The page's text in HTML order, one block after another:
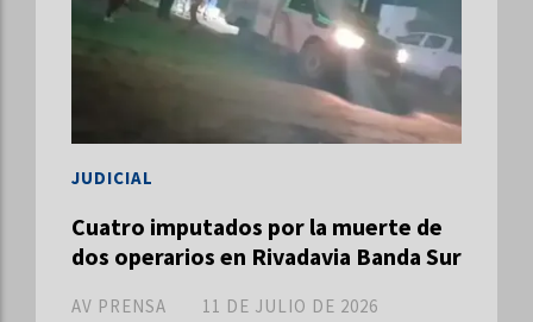
Cuatro imputados por la muerte de
dos operarios en Rivadavia Banda Sur
AV PRENSA
JUDICIAL
11 DE JULIO DE 2026